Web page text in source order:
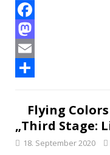
F
a
o
M
a
d
E
ll
Flying
„Third Stage:
18. September 2020